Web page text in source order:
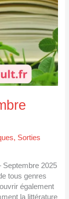
, Sorties
Septembre 2025
tous genres
également
la littérature